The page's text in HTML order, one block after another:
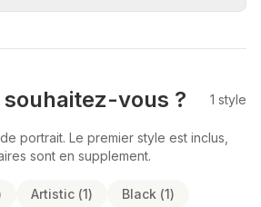
vous ? 1 style
portrait. Le premier style est inclus,
sont en supplement.
Artistic (1) Black (1)